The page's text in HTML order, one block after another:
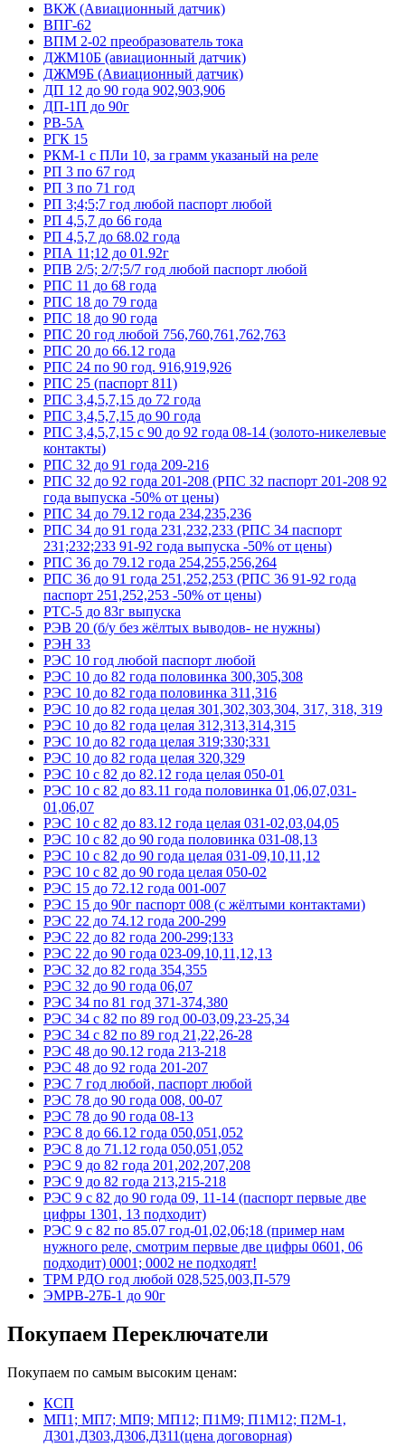
ВКЖ (Авиационный датчик)
ВПГ-62
ВПМ 2-02 преобразователь тока
ДЖМ10Б (авиационный датчик)
ДЖМ9Б (Авиационный датчик)
ДП 12 до 90 года 902,903,906
ДП-1П до 90г
РВ-5А
РГК 15
РКМ-1 с ПЛи 10, за грамм указаный на реле
РП 3 по 67 год
РП 3 по 71 год
РП 3;4;5;7 год любой паспорт любой
РП 4,5,7 до 66 года
РП 4,5,7 до 68.02 года
РПА 11;12 до 01.92г
РПВ 2/5; 2/7;5/7 год любой паспорт любой
РПС 11 до 68 года
РПС 18 до 79 года
РПС 18 до 90 года
РПС 20 год любой 756,760,761,762,763
РПС 20 до 66.12 года
РПС 24 по 90 год. 916,919,926
РПС 25 (паспорт 811)
РПС 3,4,5,7,15 до 72 года
РПС 3,4,5,7,15 до 90 года
РПС 3,4,5,7,15 с 90 до 92 года 08-14 (золото-никелевые
контакты)
РПС 32 до 91 года 209-216
РПС 32 до 92 года 201-208 (РПС 32 паспорт 201-208 92
года выпуска -50% от цены)
РПС 34 до 79.12 года 234,235,236
РПС 34 до 91 года 231,232,233 (РПС 34 паспорт
231;232;233 91-92 года выпуска -50% от цены)
РПС 36 до 79.12 года 254,255,256,264
РПС 36 до 91 года 251,252,253 (РПС 36 91-92 года
паспорт 251,252,253 -50% от цены)
РТС-5 до 83г выпуска
РЭВ 20 (б/у без жёлтых выводов- не нужны)
РЭН 33
РЭС 10 год любой паспорт любой
РЭС 10 до 82 года половинка 300,305,308
РЭС 10 до 82 года половинка 311,316
РЭС 10 до 82 года целая 301,302,303,304, 317, 318, 319
РЭС 10 до 82 года целая 312,313,314,315
РЭС 10 до 82 года целая 319;330;331
РЭС 10 до 82 года целая 320,329
РЭС 10 с 82 до 82.12 года целая 050-01
РЭС 10 с 82 до 83.11 года половинка 01,06,07,031-
01,06,07
РЭС 10 с 82 до 83.12 года целая 031-02,03,04,05
РЭС 10 с 82 до 90 года половинка 031-08,13
РЭС 10 с 82 до 90 года целая 031-09,10,11,12
РЭС 10 с 82 до 90 года целая 050-02
РЭС 15 до 72.12 года 001-007
РЭС 15 до 90г паспорт 008 (с жёлтыми контактами)
РЭС 22 до 74.12 года 200-299
РЭС 22 до 82 года 200-299;133
РЭС 22 до 90 года 023-09,10,11,12,13
РЭС 32 до 82 года 354,355
РЭС 32 до 90 года 06,07
РЭС 34 по 81 год 371-374,380
РЭС 34 с 82 по 89 год 00-03,09,23-25,34
РЭС 34 с 82 по 89 год 21,22,26-28
РЭС 48 до 90.12 года 213-218
РЭС 48 до 92 года 201-207
РЭС 7 год любой, паспорт любой
РЭС 78 до 90 года 008, 00-07
РЭС 78 до 90 года 08-13
РЭС 8 до 66.12 года 050,051,052
РЭС 8 до 71.12 года 050,051,052
РЭС 9 до 82 года 201,202,207,208
РЭС 9 до 82 года 213,215-218
РЭС 9 с 82 до 90 года 09, 11-14 (паспорт первые две
цифры 1301, 13 подходит)
РЭС 9 с 82 по 85.07 год-01,02,06;18 (пример нам
нужного реле, смотрим первые две цифры 0601, 06
подходит) 0001; 0002 не подходят!
ТРМ РДО год любой 028,525,003,П-579
ЭМРВ-27Б-1 до 90г
Покупаем Переключатели
Покупаем по самым высоким ценам:
КСП
МП1; МП7; МП9; МП12; П1М9; П1М12; П2М-1,
Д301,Д303,Д306,Д311(цена договорная)